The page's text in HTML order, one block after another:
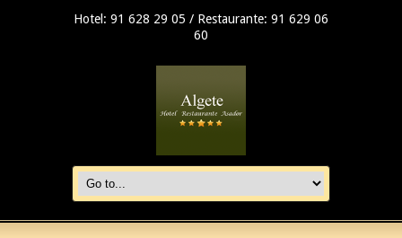
Hotel: 91 628 29 05 / Restaurante: 91 629 06
60